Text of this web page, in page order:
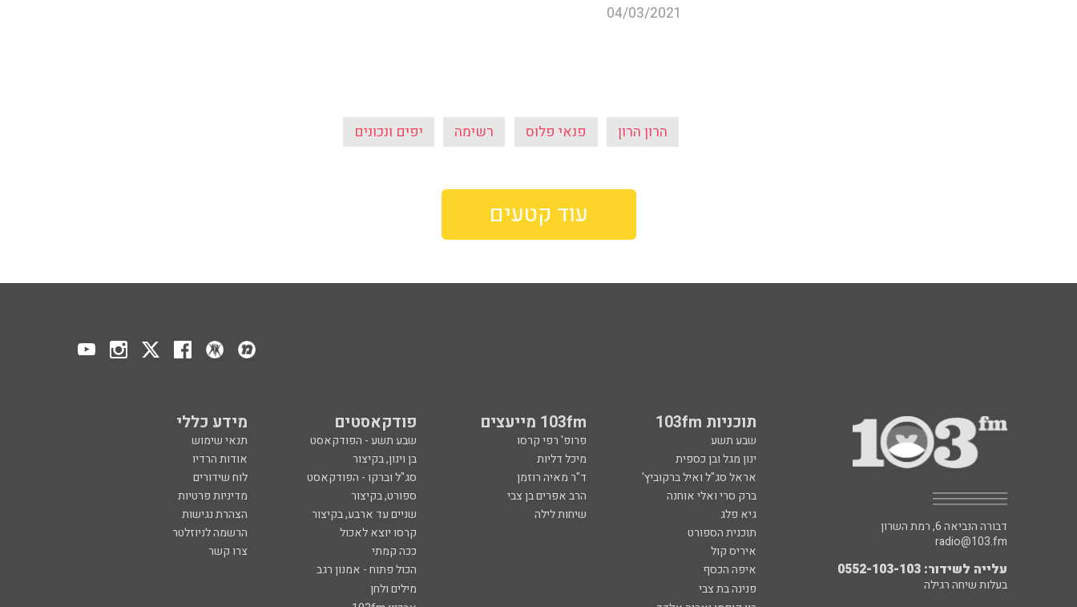
04/03/2021
הרון הרון פנאי פלוס רשימה יפים ונכונים
עוד קטעים
תוכניות 103fm 103fm מייעצים פודקאסטים מידע כללי
שבע תשע פרופ' רפי קרסו שבע תשע - הפודקאסט
תנאי שימוש
ינון מגל ובן כספית
מיכל דליות בן וינון, בקיצור
אודות הרדיו
אראל סג"ל ואיל ברקוביץ'
ד"ר מאיה רוזמן סג"ל וברקו - הפודקאסט
לוח שידורים
ברק סרי ואלי אוחנה
הרב אפרים בן צבי ספורט, בקיצור
מדיניות פרטיות
גיא פלג
שיחות לילה שניים עד ארבע, בקיצור
הצהרת נגישות
תוכנית הספורט
קרסו יוצא לאכול
הרשמה לניוזלטר
איריס קול
ככה קמתי
צרו קשר
איפה הכסף
הכול פתוח - אמנון רגב
פנינה בת צבי
מילים ולחן
דבורה הנביאה 6, רמת השרון
radio@103.fm
עלייה לשידור: 0552-103-103
בעלות שיחה רגילה